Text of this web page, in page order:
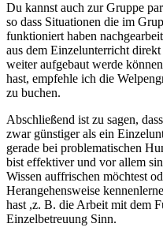
Du kannst auch zur Gruppe
so dass Situationen die im
funktioniert haben
aus dem Einzelunterricht
weiter aufgebaut werde
hast, empfehle ich die
zu buchen.
Abschließend ist zu sagen,
zwar günstiger als ein
gerade bei problematischen
bist effektiver und vor allem
Wissen auffrischen möchtest
Herangehensweise
hast ,z. B. die Arbeit mit dem
Einzelbetreuung Sinn.